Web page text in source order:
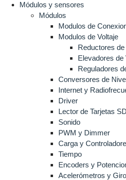
Módulos y sensores
Módulos
Modulos de
Modulos de Voltaje
Reductores de
Elevadores de
Reguladores
Conversores de
Internet y
Driver
Lector de Tarjetas SD
Sonido
PWM y Dimmer
Carga y
Tiempo
Encoders y
Acelerómetros y